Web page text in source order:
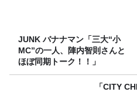
JUNK バナナマン「三大“小
MC”の一人、陣内智則さんと
ほぼ同期トーク！！」
「CITY